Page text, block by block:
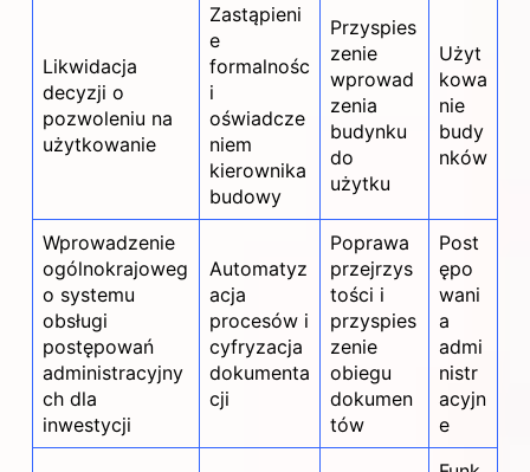
Likwidacja
decyzji o
pozwoleniu na
użytkowanie
Zastąpieni
e
formalnośc
i
oświadcze
niem
kierownika
budowy
Przyspies
zenie
wprowad
zenia
budynku
do
użytku
Użyt
kowa
nie
budy
nków
Wprowadzenie
ogólnokrajoweg
o systemu
obsługi
postępowań
administracyjny
ch dla
inwestycji
Automatyz
acja
procesów i
cyfryzacja
dokumenta
cji
Poprawa
przejrzys
tości i
przyspies
zenie
obiegu
dokumen
tów
Post
ępo
wani
a
admi
nistr
acyjn
e